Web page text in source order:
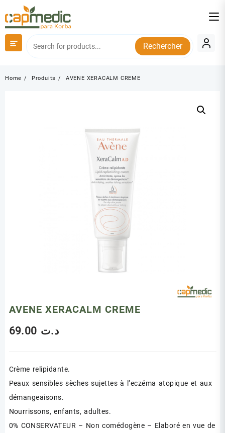
to
content
Rechercher
Home Produits AVENE XERACALM CREME
AVENE XERACALM CREME
د.ت
Crème relipidante.
Peaux sensibles sèches sujettes à l’eczéma atopique et aux
démangeaisons.
Nourrissons, enfants, adultes.
0% CONSERVATEUR – Non comédogène – Elaboré en vue de